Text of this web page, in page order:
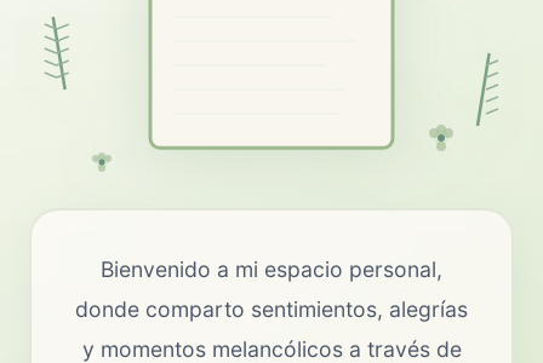
Bienvenido a mi espacio personal,
donde comparto sentimientos, alegrías
y momentos melancólicos a través de